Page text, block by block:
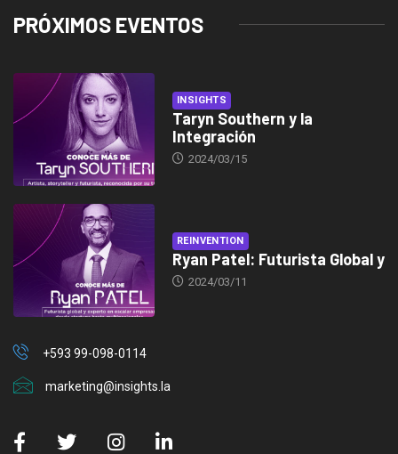
PRÓXIMOS EVENTOS
INSIGHTS
Taryn Southern y la
Integración
2024/03/15
REINVENTION
Ryan Patel: Futurista Global y
2024/03/11
+593 99-098-0114
marketing@insights.la